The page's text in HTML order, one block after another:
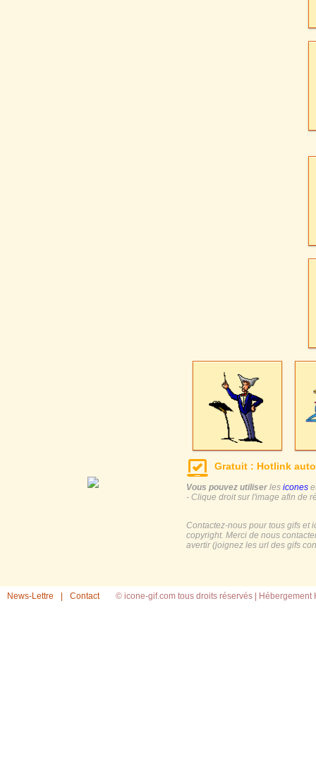
Gratuit : Hotlink
Vous pouvez utiliser les icones
- Clique droit sur l'image afin de
Contactez-nous pour tous gifs et
copyright. Merci de nous
avertir (joignez les url des gifs
News-Lettre Contact © icone-gif.com tous droits réservés | Hébergement